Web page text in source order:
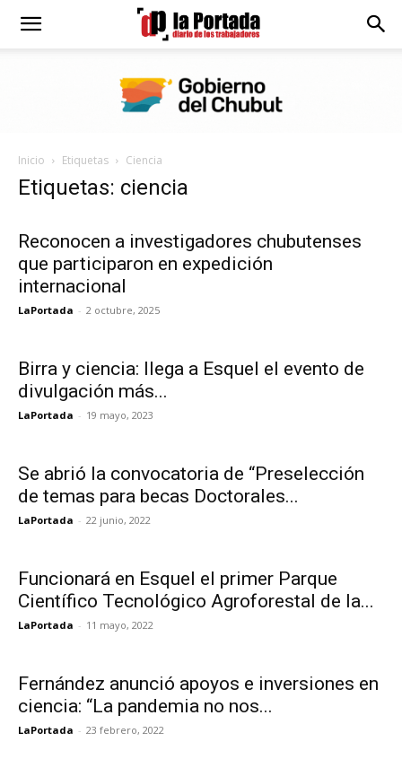
Diario
Portada
Inicio Etiquetas Ciencia
Etiquetas: ciencia
Reconocen a investigadores chubutenses
que participaron en expedición
internacional
LaPortada - 2 octubre, 2025
Birra y ciencia: llega a Esquel el evento de
divulgación más...
LaPortada - 19 mayo, 2023
Se abrió la convocatoria de “Preselección
de temas para becas Doctorales...
LaPortada - 22 junio, 2022
Funcionará en Esquel el primer Parque
Científico Tecnológico Agroforestal de la...
LaPortada - 11 mayo, 2022
Fernández anunció apoyos e inversiones en
ciencia: “La pandemia no nos...
LaPortada - 23 febrero, 2022